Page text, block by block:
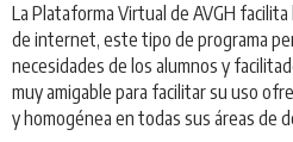
La Plataforma Virtual de AVGH
de internet, este tipo de programa
necesidades de los alumnos y
muy amigable para facilitar su uso
y homogénea en todas sus áreas de